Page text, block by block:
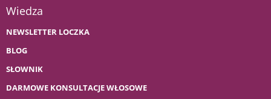
Wiedza
NEWSLETTER LOCZKA
BLOG
SŁOWNIK
DARMOWE KONSULTACJE WŁOSOWE